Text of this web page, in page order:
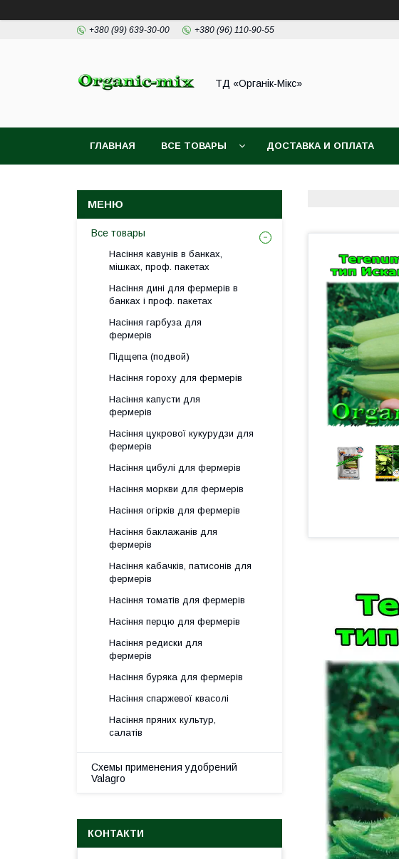
+380 (99) 639-30-00 +380 (96) 110-90-55
ТД «Органік-Мікс»
ГЛАВНАЯ ВСЕ ТОВАРЫ ДОСТАВКА И ОПЛАТА
Все товары
Насіння кавунів в банках,
мішках, проф. пакетах
Насіння дині для фермерів в
банках і проф. пакетах
Насіння гарбуза для
фермерів
Підщепа (подвой)
Насіння гороху для фермерів
Насіння капусти для
фермерів
Насіння цукрової кукурудзи для
фермерів
Насіння цибулі для фермерів
Насіння моркви для фермерів
Насіння огірків для фермерів
Насіння баклажанів для
фермерів
Насіння кабачків, патисонів для
фермерів
Насіння томатів для фермерів
Насіння перцю для фермерів
Насіння редиски для
фермерів
Насіння буряка для фермерів
Насіння спаржевої квасолі
Насіння пряних культур,
салатів
Схемы применения удобрений
Valagro
КОНТАКТИ